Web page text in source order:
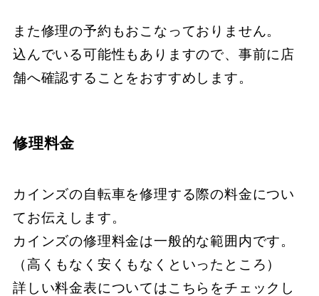
また修理の予約もおこなっておりません。
込んでいる可能性もありますので、事前に店
舗へ確認することをおすすめします。
修理料金
カインズの自転車を修理する際の料金につい
てお伝えします。
カインズの修理料金は一般的な範囲内です。
（高くもなく安くもなくといったところ）
詳しい料金表についてはこちらをチェックし